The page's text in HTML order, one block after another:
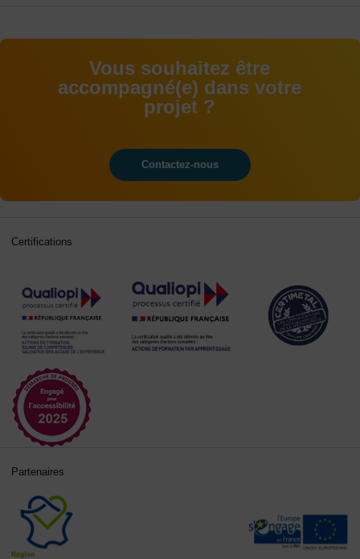
Vous souhaitez être
accompagné(e) dans votre
projet ?
Contactez-nous
Certifications
Partenaires